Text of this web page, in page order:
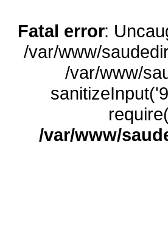
Fatal error:
/var/www/
/var/www/
/var/www/